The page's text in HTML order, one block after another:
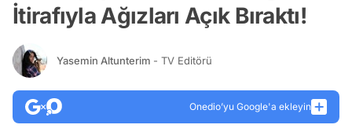
İtirafıyla Ağızları Açık Bıraktı!
Yasemin Altunterim - TV Editörü
Onedio’yu Google'a ekleyin